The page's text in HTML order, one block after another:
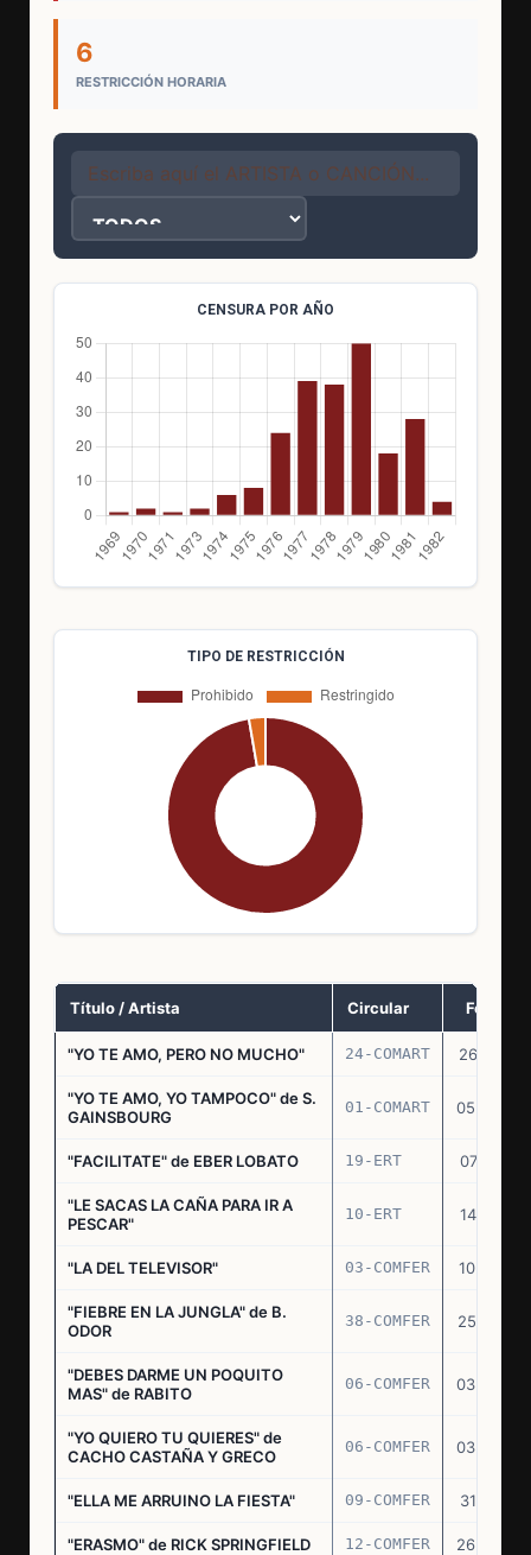
6
RESTRICCIÓN HORARIA
CENSURA POR AÑO
TIPO DE RESTRICCIÓN
Título / Artista Circular Fecha
"YO TE AMO, PERO NO MUCHO" 24-COMART 26.11.69
"YO TE AMO, YO TAMPOCO" de S.
GAINSBOURG
01-COMART 05.02.70
"FACILITATE" de EBER LOBATO 19-ERT 07.10.70
"LE SACAS LA CAÑA PARA IR A
PESCAR"
10-ERT 14.07.71
"LA DEL TELEVISOR" 03-COMFER 10.01.73
"FIEBRE EN LA JUNGLA" de B.
ODOR
38-COMFER 25.10.73
"DEBES DARME UN POQUITO
MAS" de RABITO
06-COMFER 03.05.74
"YO QUIERO TU QUIERES" de
CACHO CASTAÑA Y GRECO
06-COMFER 03.05.74
"ELLA ME ARRUINO LA FIESTA" 09-COMFER 31.07.74
"ERASMO" de RICK SPRINGFIELD 12-COMFER 26.09.74